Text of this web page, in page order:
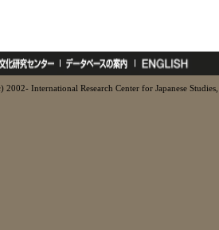
2002- International Research Center for Japanese